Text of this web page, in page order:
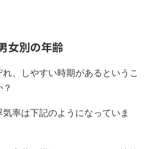
女別の年齢
、しやすい時期があるというこ
率は下記のようになっていま